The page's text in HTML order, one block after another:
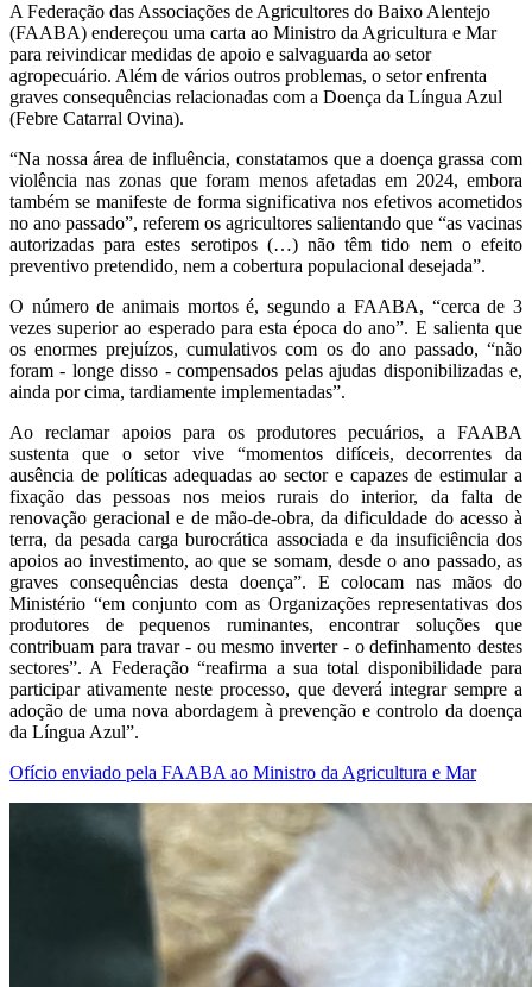
A Federação das Associações de Agricultores do Baixo Alentejo
(FAABA) endereçou uma carta ao Ministro da Agricultura e Mar
para reivindicar medidas de apoio e salvaguarda ao setor
agropecuário. Além de vários outros problemas, o setor enfrenta
graves consequências relacionadas com a Doença da Língua Azul
(Febre Catarral Ovina).
“Na nossa área de influência, constatamos que a doença grassa com
violência nas zonas que foram menos afetadas em 2024, embora
também se manifeste de forma significativa nos efetivos acometidos
no ano passado”, referem os agricultores salientando que “as vacinas
autorizadas para estes serotipos (…) não têm tido nem o efeito
preventivo pretendido, nem a cobertura populacional desejada”.
O número de animais mortos é, segundo a FAABA, “cerca de 3
vezes superior ao esperado para esta época do ano”. E salienta que
os enormes prejuízos, cumulativos com os do ano passado, “não
foram - longe disso - compensados pelas ajudas disponibilizadas e,
ainda por cima, tardiamente implementadas”.
Ao reclamar apoios para os produtores pecuários, a FAABA
sustenta que o setor vive “momentos difíceis, decorrentes da
ausência de políticas adequadas ao sector e capazes de estimular a
fixação das pessoas nos meios rurais do interior, da falta de
renovação geracional e de mão-de-obra, da dificuldade do acesso à
terra, da pesada carga burocrática associada e da insuficiência dos
apoios ao investimento, ao que se somam, desde o ano passado, as
graves consequências desta doença”. E colocam nas mãos do
Ministério “em conjunto com as Organizações representativas dos
produtores de pequenos ruminantes, encontrar soluções que
contribuam para travar - ou mesmo inverter - o definhamento destes
sectores”. A Federação “reafirma a sua total disponibilidade para
participar ativamente neste processo, que deverá integrar sempre a
adoção de uma nova abordagem à prevenção e controlo da doença
da Língua Azul”.
Ofício enviado pela FAABA ao Ministro da Agricultura e Mar